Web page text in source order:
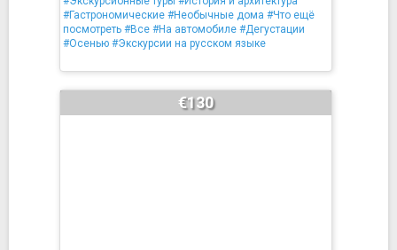
#Гастрономические #Необычные дома #Что ещё
посмотреть #Все #На автомобиле #Дегустации
#Осенью #Экскурсии на русском языке
€130